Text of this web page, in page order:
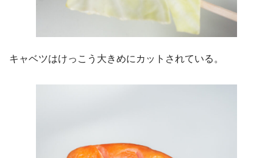
キャベツはけっこう大きめにカットされている。